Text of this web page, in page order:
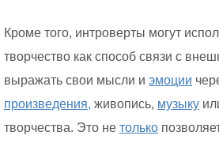
Кроме того, интроверты могут
творчество как способ связи с
выражать свои мысли и эмоции
произведения, живопись, музыку
творчества. Это не только